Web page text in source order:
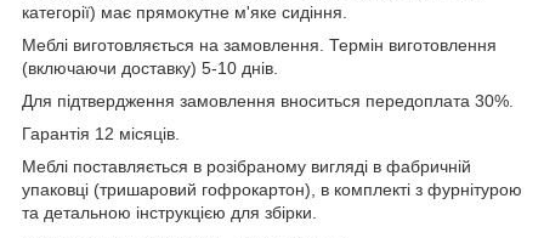
категорії) має прямокутне м'яке сидіння.
Меблі виготовляється на замовлення. Термін виготовлення
(включаючи доставку) 5-10 днів.
Для підтвердження замовлення вноситься передоплата 30%.
Гарантія 12 місяців.
Меблі поставляється в розібраному вигляді в фабричній
упаковці (тришаровий гофрокартон), в комплекті з фурнітурою
та детальною інструкцією для збірки.